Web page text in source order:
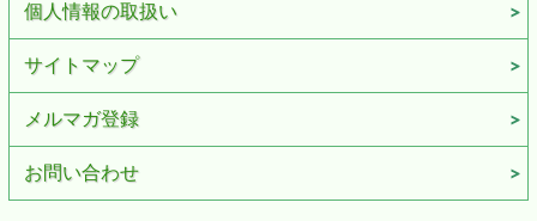
個人情報の取扱い
サイトマップ
メルマガ登録
お問い合わせ